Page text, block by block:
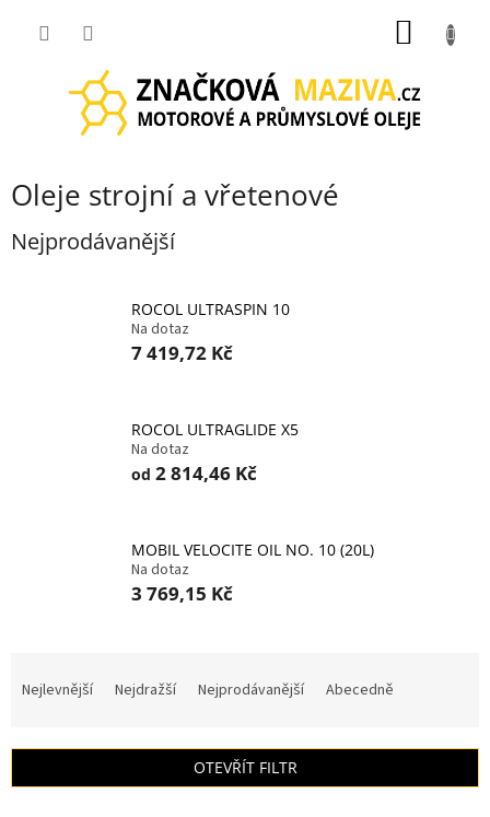
Oleje strojní a vřetenové
Nejprodávanější
ROCOL ULTRASPIN 10
Na dotaz
7 419,72 Kč
ROCOL ULTRAGLIDE X5
Na dotaz
od 2 814,46 Kč
MOBIL VELOCITE OIL NO. 10 (20L)
Na dotaz
3 769,15 Kč
í
Nejlevnější Nejdražší Nejprodávanější Abecedně
OTEVŘÍT FILTR